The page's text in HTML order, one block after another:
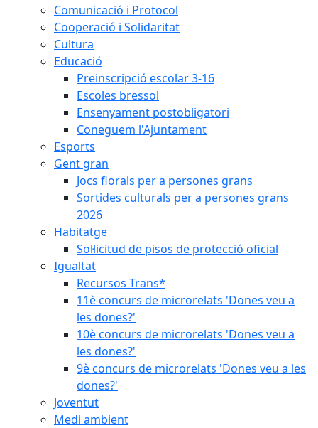
Comunicació i Protocol
Cooperació i Solidaritat
Cultura
Educació
Preinscripció escolar 3-16
Escoles bressol
Ensenyament postobligatori
Coneguem l'Ajuntament
Esports
Gent gran
Jocs florals per a persones grans
Sortides culturals per a persones grans
2026
Habitatge
Sol·licitud de pisos de protecció oficial
Igualtat
Recursos Trans*
11è concurs de microrelats 'Dones veu a
les dones?'
10è concurs de microrelats 'Dones veu a
les dones?'
9è concurs de microrelats 'Dones veu a les
dones?'
Joventut
Medi ambient